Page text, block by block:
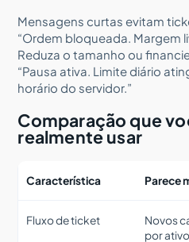
Mensagens curtas evitam
“Ordem bloqueada. Margem
Reduza o tamanho ou
“Pausa ativa. Limite diário
horário do servidor.”
Comparação que
realmente usar
Característica Parece
Fluxo de ticket
Novos
por ativo